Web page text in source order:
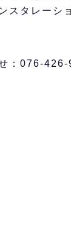
スタレーシ
：076-426-